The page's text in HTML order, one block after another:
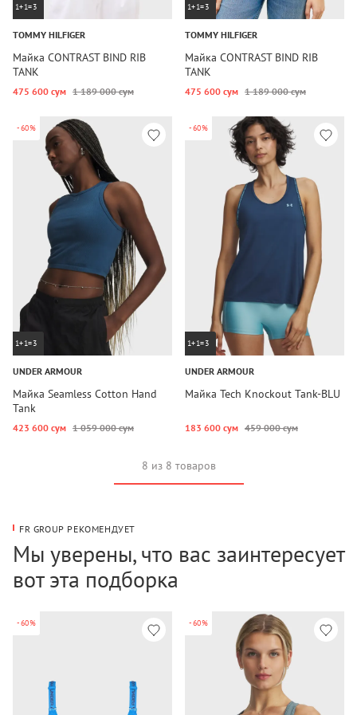
1+1=3
TOMMY HILFIGER
Майка CONTRAST BIND RIB
TANK
475 600 сум 1 189 000 сум
1+1=3
TOMMY HILFIGER
Майка CONTRAST BIND RIB
TANK
475 600 сум 1 189 000 сум
-60%
1+1=3
UNDER ARMOUR
Майка Seamless Cotton Hand
Tank
423 600 сум 1 059 000 сум
-60%
1+1=3
UNDER ARMOUR
Майка Tech Knockout Tank-BLU
183 600 сум 459 000 сум
8 из 8 товаров
FR GROUP РЕКОМЕНДУЕТ
Мы уверены, что вас заинтересует
вот эта подборка
-60% -60%